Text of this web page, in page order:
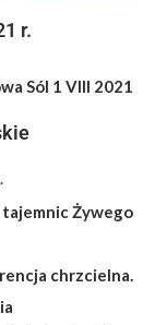
r.
Sól 1 VIII 2021
Żywego
chrzcielna.